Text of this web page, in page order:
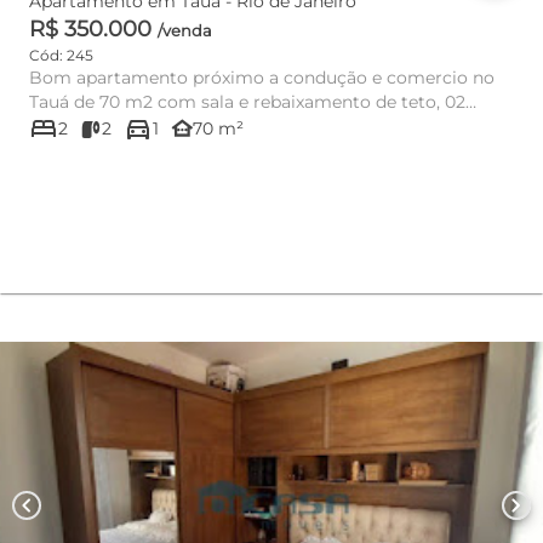
R$ 350.000 /venda
Cód: 245
Bom apartamento próximo a condução e comercio no
Tauá de 70 m2 com sala e rebaixamento de teto, 02
quartos sendo 01 plan...
bed2 2 directions_car1 other_houses70 m²
chevron_left chevron_right